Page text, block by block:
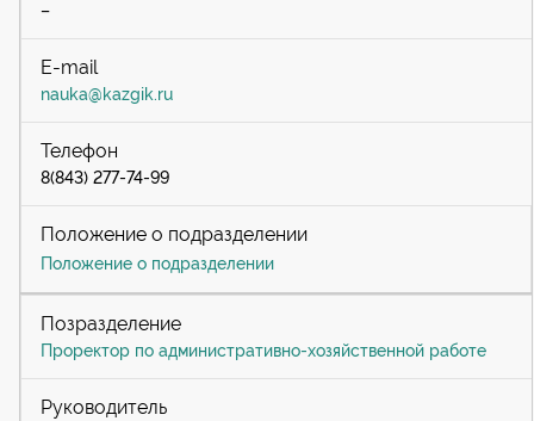
–
nauka@kazgik.ru
8(843) 277-74-99
Положение о подразделении
Проректор по административно-хозяйственной работе